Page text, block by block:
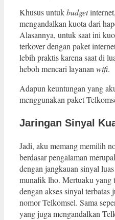
Khusus untukbudget
mengandalkan kuota dari
Alasannya, untuk saat ini
terkover dengan paket
lebih praktis karena saat di
heboh mencari layananwifi.
Adapun keuntungan yang
menggunakan paket
Jaringan Sinyal
Jadi, aku memang memilih
berdasar pengalaman
dengan jangkauan sinyal
munafik lho. Mertuaku yang
dengan akses sinyal terbatas
nomor Telkomsel. Sama
yang juga mengandalkan